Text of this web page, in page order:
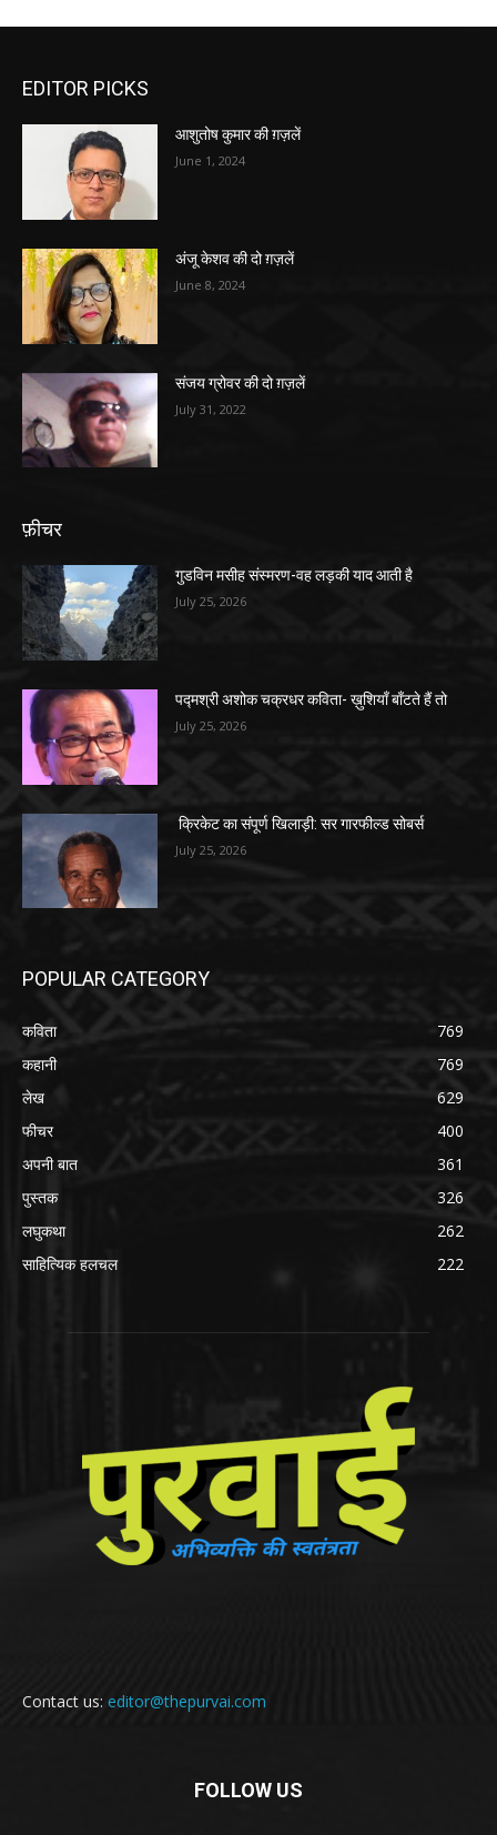
EDITOR PICKS
आशुतोष कुमार की ग़ज़लें
June 1, 2024
अंजू केशव की दो ग़ज़लें
June 8, 2024
संजय ग्रोवर की दो ग़ज़लें
July 31, 2022
फ़ीचर
गुडविन मसीह संस्मरण-वह लड़की याद आती है
July 25, 2026
पद्मश्री अशोक चक्रधर कविता- ख़ुशियाँ बाँटते हैं तो
July 25, 2026
क्रिकेट का संपूर्ण खिलाड़ी: सर गारफील्ड सोबर्स
July 25, 2026
POPULAR CATEGORY
कविता
769
कहानी
769
लेख
629
फीचर
400
अपनी बात
361
पुस्तक
326
लघुकथा
262
साहित्यिक हलचल
222
Contact us: editor@thepurvai.com
FOLLOW US